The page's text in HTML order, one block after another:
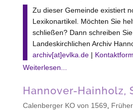
Zu dieser Gemeinde existiert
Lexikonartikel. Möchten Sie
schließen? Dann schreiben
Landeskirchlichen Archiv
archiv[at]evlka.de|
Weiterlesen...
Hannover-Hainholz,
Calenberger KO von 1569